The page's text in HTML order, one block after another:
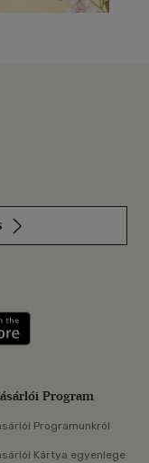
meg: Google
Program
Programunkról
Kártya egyenlege